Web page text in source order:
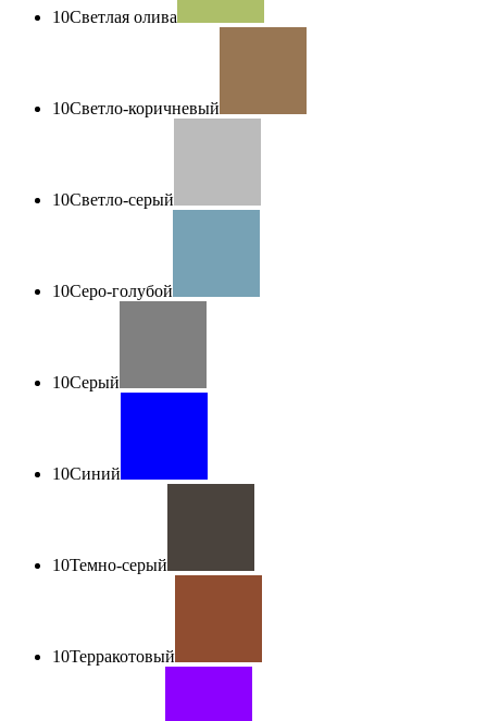
10Светлая олива
10Светло-коричневый
10Светло-серый
10Серо-голубой
10Серый
10Синий
10Темно-серый
10Терракотовый